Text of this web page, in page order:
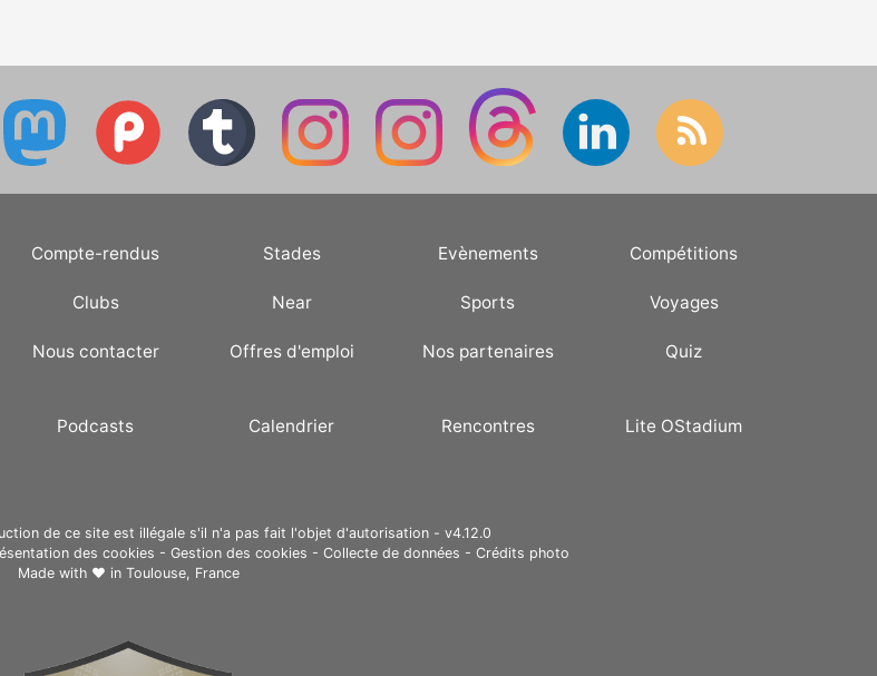
Compte-rendus Stades Evènements Compétitions
Clubs Near Sports Voyages
Nous contacter Offres d'emploi Nos partenaires Quiz
Podcasts Calendrier Rencontres Lite OStadium
de ce site est illégale s'il n'a pas fait l'objet d'autorisation - v4.12.0
des cookies - Gestion des cookies - Collecte de données - Crédits photo
Made with ❤ in Toulouse, France